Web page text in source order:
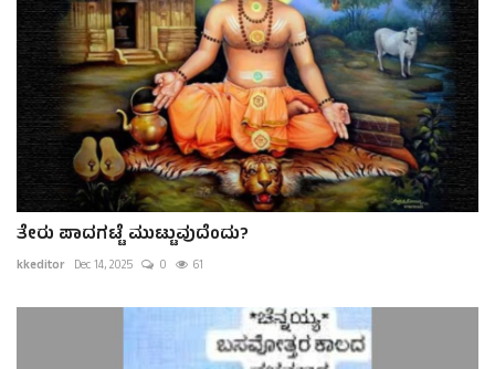
ತೇರು ಪಾದಗಟ್ಟೆ ಮುಟ್ಟುವುದೆಂದು?
kkeditor Dec 14, 2025 0 61